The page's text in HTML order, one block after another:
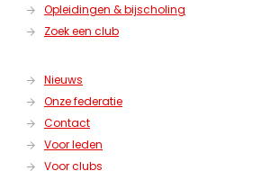
Opleidingen & bijscholing
Zoek een club
Nieuws
Onze federatie
Contact
Voor leden
Voor clubs